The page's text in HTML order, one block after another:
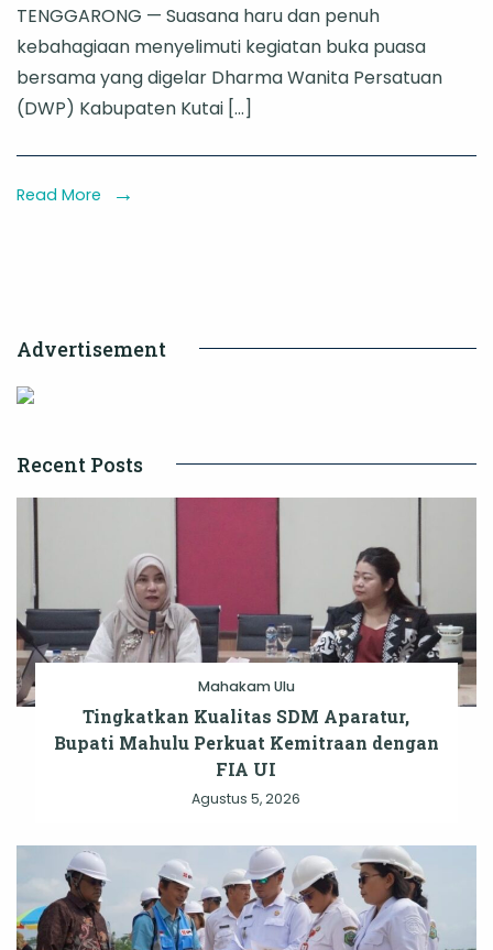
Haru
Iringi
Buka
Bersama
Sunggono
TENGGARONG — Suasana haru dan penuh
kebahagiaan menyelimuti kegiatan buka puasa
bersama yang digelar Dharma Wanita Persatuan
(DWP) Kabupaten Kutai […]
Read More
Advertisement
Recent Posts
Mahakam Ulu
Tingkatkan Kualitas SDM Aparatur,
Bupati Mahulu Perkuat Kemitraan dengan
FIA UI
Agustus 5, 2026